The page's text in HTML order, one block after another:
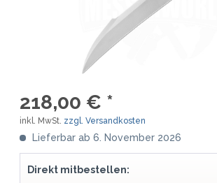
218,00 € *
inkl. MwSt. zzgl. Versandkosten
Lieferbar ab 6. November 2026
Direkt mitbestellen: